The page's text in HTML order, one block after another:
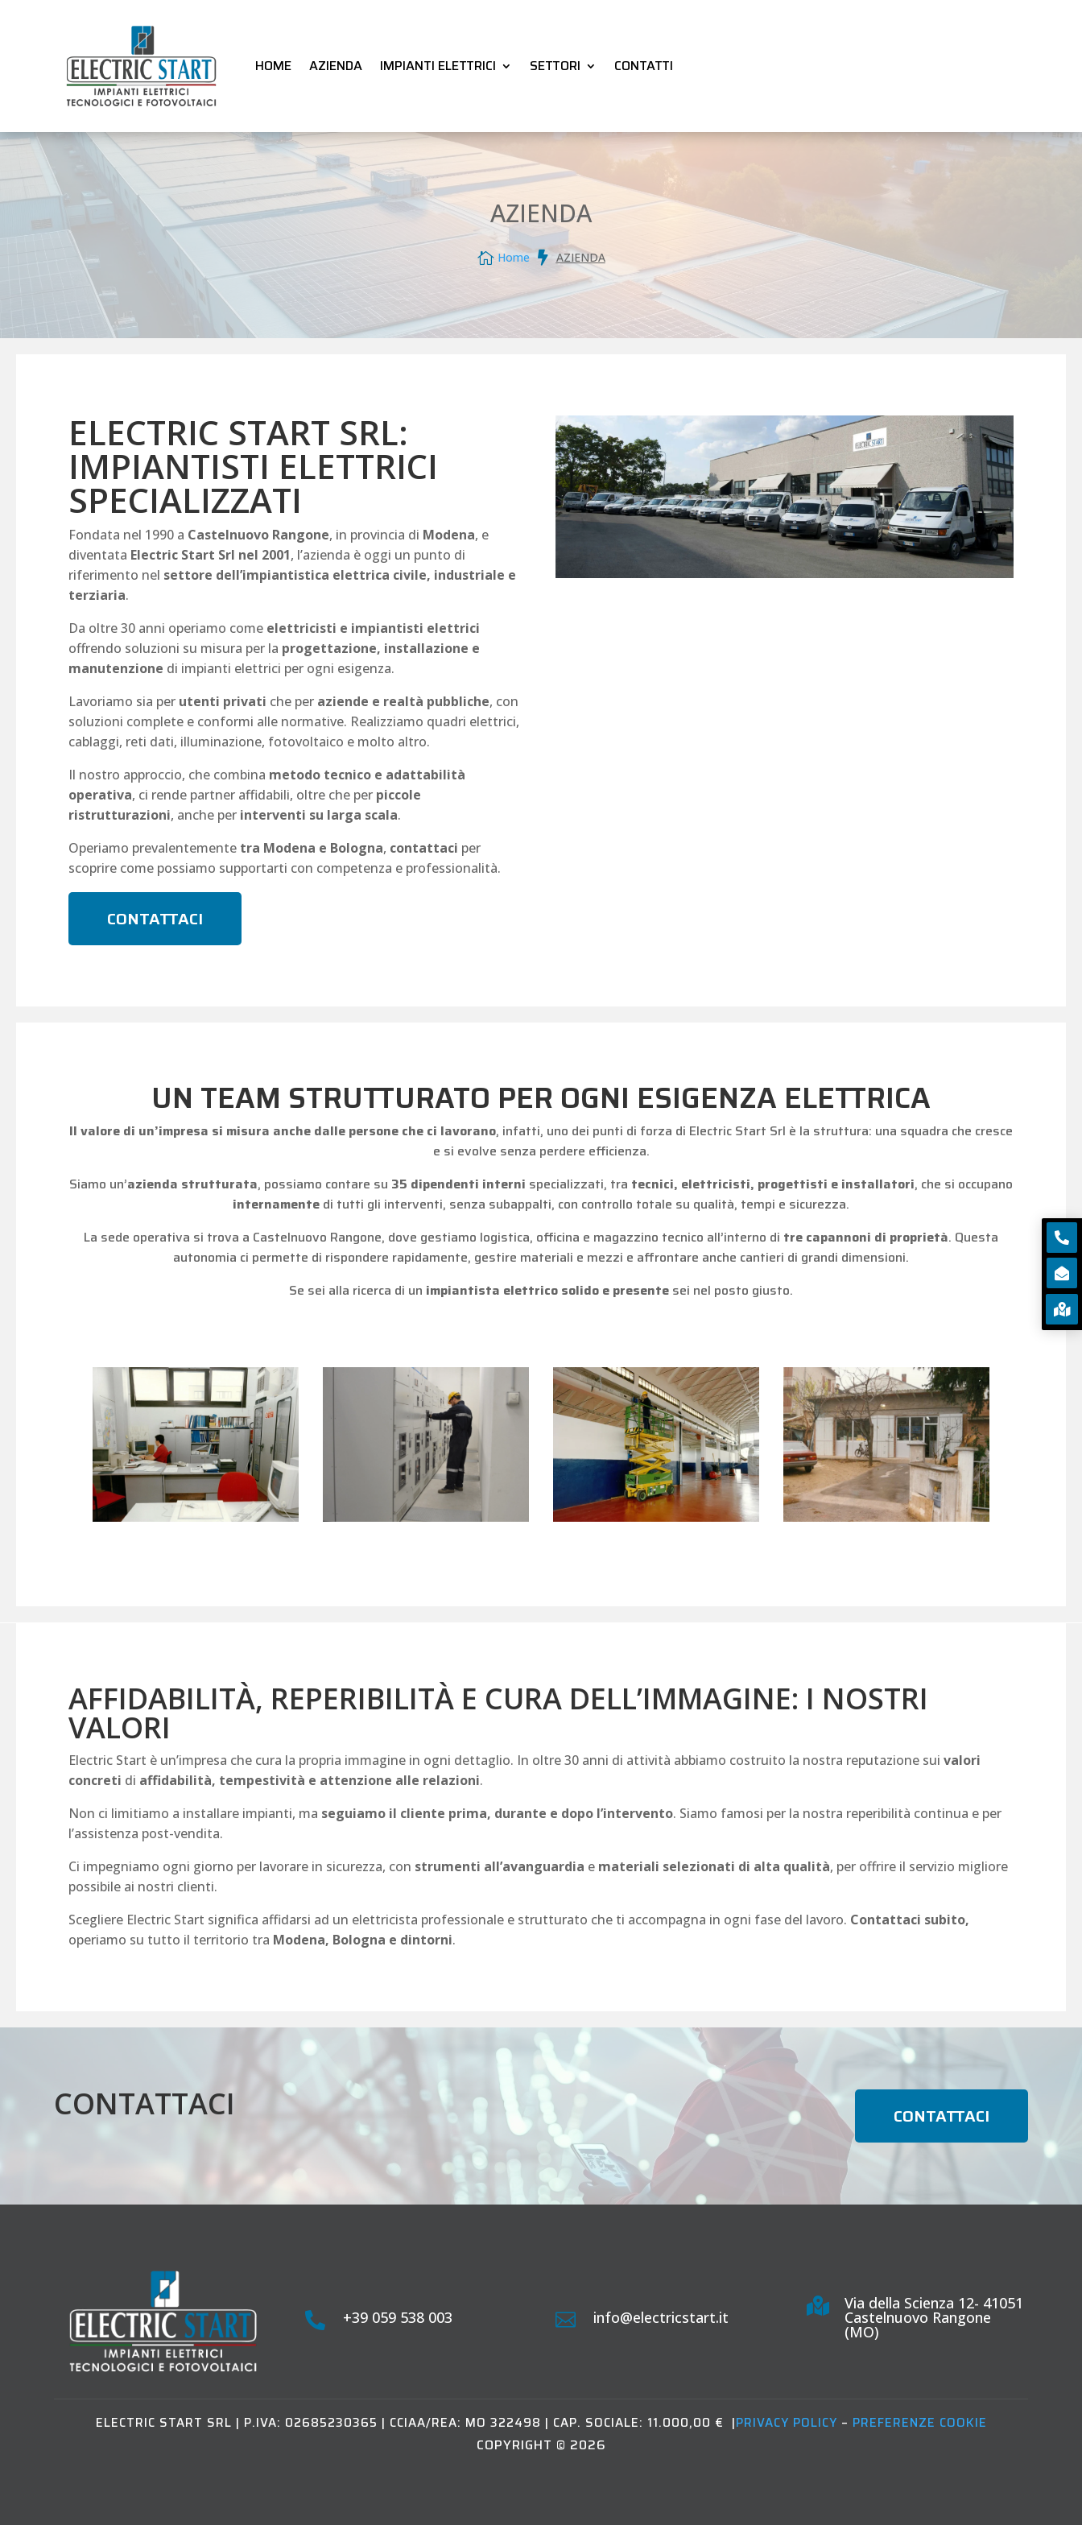
HOME AZIENDA IMPIANTI ELETTRICI SETTORI CONTATTI
AZIENDA
 Home  AZIENDA
ELECTRIC START SRL:
IMPIANTISTI ELETTRICI
SPECIALIZZATI
Fondata nel 1990 a Castelnuovo Rangone, in provincia di Modena, e
diventata Electric Start Srl nel 2001, l’azienda è oggi un punto di
riferimento nel settore dell’impiantistica elettrica civile, industriale e
terziaria.
Da oltre 30 anni operiamo come elettricisti e impiantisti elettrici
offrendo soluzioni su misura per la progettazione, installazione e
manutenzione di impianti elettrici per ogni esigenza.
Lavoriamo sia per utenti privati che per aziende e realtà pubbliche, con
soluzioni complete e conformi alle normative. Realizziamo quadri elettrici,
cablaggi, reti dati, illuminazione, fotovoltaico e molto altro.
Il nostro approccio, che combina metodo tecnico e adattabilità
operativa, ci rende partner affidabili, oltre che per piccole
ristrutturazioni, anche per interventi su larga scala.
Operiamo prevalentemente tra Modena e Bologna, contattaci per
scoprire come possiamo supportarti con competenza e professionalità.
CONTATTACI
UN TEAM STRUTTURATO PER OGNI ESIGENZA ELETTRICA
Il valore di un’impresa si misura anche dalle persone che ci lavorano, infatti, uno dei punti di forza di Electric Start Srl è la struttura: una squadra che cresce
e si evolve senza perdere efficienza.
Siamo un’azienda strutturata, possiamo contare su 35 dipendenti interni specializzati, tra tecnici, elettricisti, progettisti e installatori, che si occupano
internamente di tutti gli interventi, senza subappalti, con controllo totale su qualità, tempi e sicurezza.
La sede operativa si trova a Castelnuovo Rangone, dove gestiamo logistica, officina e magazzino tecnico all’interno di tre capannoni di proprietà. Questa
autonomia ci permette di rispondere rapidamente, gestire materiali e mezzi e affrontare anche cantieri di grandi dimensioni.
Se sei alla ricerca di un impiantista elettrico solido e presente sei nel posto giusto.
AFFIDABILITÀ, REPERIBILITÀ E CURA DELL’IMMAGINE: I NOSTRI
VALORI
Electric Start è un’impresa che cura la propria immagine in ogni dettaglio. In oltre 30 anni di attività abbiamo costruito la nostra reputazione suivalori
concreti di affidabilità, tempestività e attenzione alle relazioni.
Non ci limitiamo a installare impianti, ma seguiamo il cliente prima, durante e dopo l’intervento. Siamo famosi per la nostra reperibilità continua e per
l’assistenza post-vendita.
Ci impegniamo ogni giorno per lavorare in sicurezza, con strumenti all’avanguardia e materiali selezionati di alta qualità, per offrire il servizio migliore
possibile ai nostri clienti.
Scegliere Electric Start significa affidarsi ad un elettricista professionale e strutturato che ti accompagna in ogni fase del lavoro. Contattaci subito,
operiamo su tutto il territorio tra Modena, Bologna e dintorni.
CONTATTACI CONTATTACI
 +39 059 538 003  info@electricstart.it
 Via della Scienza 12- 41051
Castelnuovo Rangone
(MO)
ELECTRIC START SRL | P.IVA: 02685230365 | CCIAA/REA: MO 322498 | CAP. SOCIALE: 11.000,00 € |PRIVACY POLICY – PREFERENZE COOKIE
COPYRIGHT © 2026


